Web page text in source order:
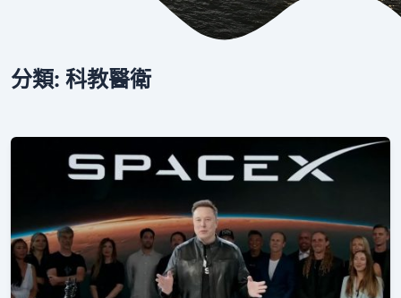
分類: 科教醫衛